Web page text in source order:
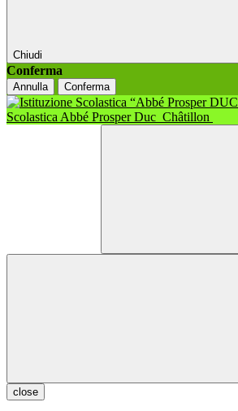
Chiudi
Conferma
Annulla Conferma
Scolastica Abbé Prosper Duc Châtillon
close